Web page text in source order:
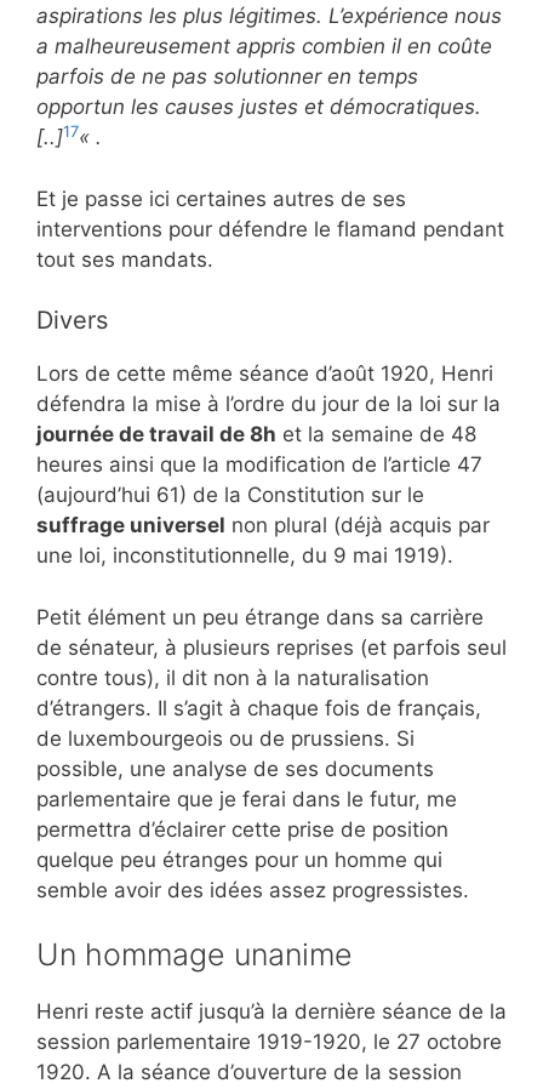
aspirations les plus légitimes. L’expérience nous
a malheureusement appris combien il en coûte
parfois de ne pas solutionner en temps
opportun les causes justes et démocratiques.
[..]17« .
Et je passe ici certaines autres de ses
interventions pour défendre le flamand pendant
tout ses mandats.
Divers
Lors de cette même séance d’août 1920, Henri
défendra la mise à l’ordre du jour de la loi sur la
journée de travail de 8h et la semaine de 48
heures ainsi que la modification de l’article 47
(aujourd’hui 61) de la Constitution sur le
suffrage universel non plural (déjà acquis par
une loi, inconstitutionnelle, du 9 mai 1919).
Petit élément un peu étrange dans sa carrière
de sénateur, à plusieurs reprises (et parfois seul
contre tous), il dit non à la naturalisation
d’étrangers. Il s’agit à chaque fois de français,
de luxembourgeois ou de prussiens. Si
possible, une analyse de ses documents
parlementaire que je ferai dans le futur, me
permettra d’éclairer cette prise de position
quelque peu étranges pour un homme qui
semble avoir des idées assez progressistes.
Un hommage unanime
Henri reste actif jusqu’à la dernière séance de la
session parlementaire 1919-1920, le 27 octobre
1920. A la séance d’ouverture de la session